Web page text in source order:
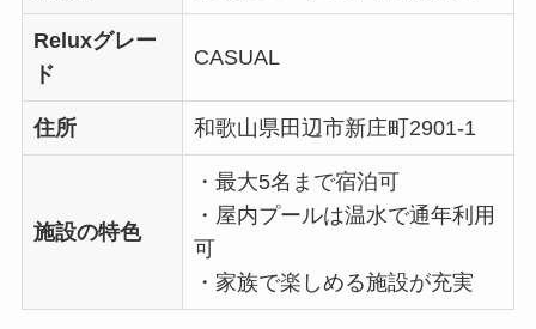
Reluxグレー
ド
CASUAL
住所 和歌山県田辺市新庄町2901-1
施設の特色
・最大5名まで宿泊可
・屋内プールは温水で通年利用
可
・家族で楽しめる施設が充実